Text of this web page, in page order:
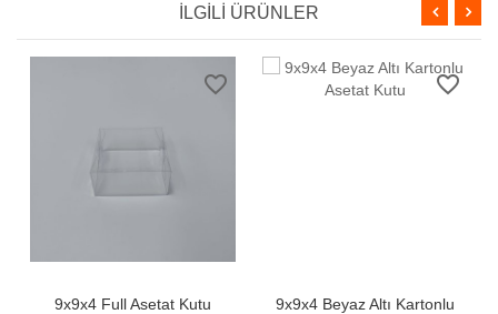
İLGİLİ ÜRÜNLER
favorite_border
9x9x4 Full Asetat Kutu
favorite_border
9x9x4 Beyaz Altı Kartonlu